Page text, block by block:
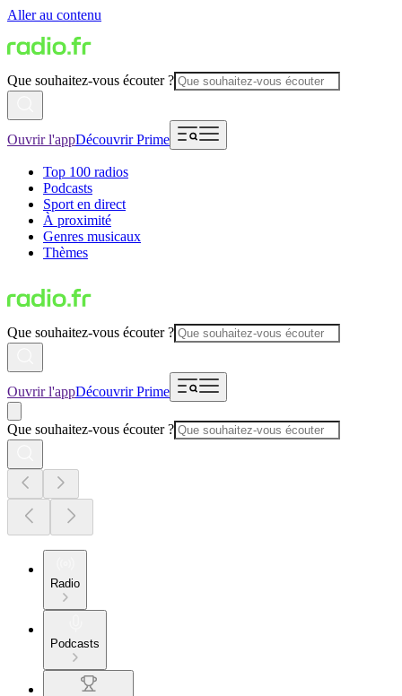
Aller au contenu
Que souhaitez-vous écouter ?
Ouvrir l'appDécouvrir Prime
Top 100 radios
Podcasts
Sport en direct
À proximité
Genres musicaux
Thèmes
Que souhaitez-vous écouter ?
Ouvrir l'appDécouvrir Prime
Que souhaitez-vous écouter ?
Radio
Podcasts